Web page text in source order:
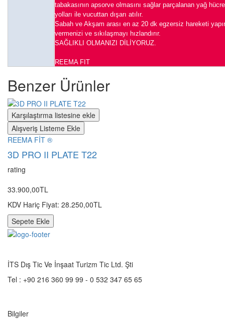
tabakasının apsorve olmasını sağlar parçalanan yağ
yolları ile vucuttan dışarı atılır.
Sabah ve Akşam arası en az 20 dk egzersiz hareketi
vermenizi ve sıkılaşmayı hızlandırır.
SAĞLIKLI OLMANIZI DİLİYORUZ.
REEMA FIT
Benzer Ürünler
Karşılaştırma listesine ekle
Alışveriş Listeme Ekle
REEMA FİT ®️
3D PRO II PLATE T22
rating
33.900,00TL
KDV Hariç Fiyat: 28.250,00TL
Sepete Ekle
İTS Dış Tic Ve İnşaat Turizm Tic Ltd. Şti
Tel : +90 216 360 99 99 - 0 532 347 65 65
Bilgiler